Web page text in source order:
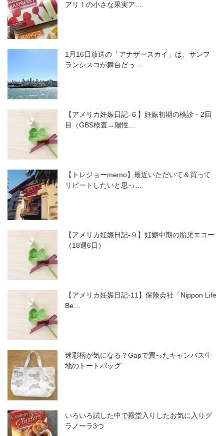
アリ！の小さな果実ア…
1月16日放送の「アナザースカイ」は、サンフ
ランシスコが舞台だっ…
【アメリカ妊娠日記-６】妊娠初期の検診・2回
目（GBS検査→陽性…
【トレジョーmemo】最近いただいて＆買って
リピートしたいと思っ…
【アメリカ妊娠日記-９】妊娠中期の胎児エコー
（18週6日）
【アメリカ妊娠日記-11】保険会社「Nippon Life
Be…
迷彩柄が気になる？Gapで買ったキャンバス生
地のトートバッグ
いろいろ試した中で殿堂入りしたお気に入りグ
ラノーラ3つ